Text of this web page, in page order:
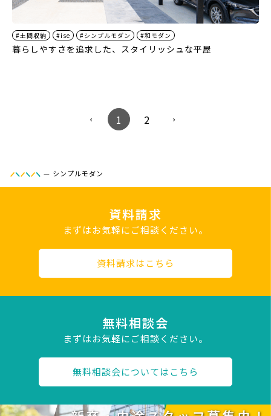
#土間収納 #ise #シンプルモダン #和モダン
暮らしやすさを追求した、スタイリッシュな平屋
1 2
— シンプルモダン
資料請求
まずはお気軽にご相談ください。
資料請求はこちら
無料相談会
まずはお気軽にご相談ください。
無料相談会についてはこちら